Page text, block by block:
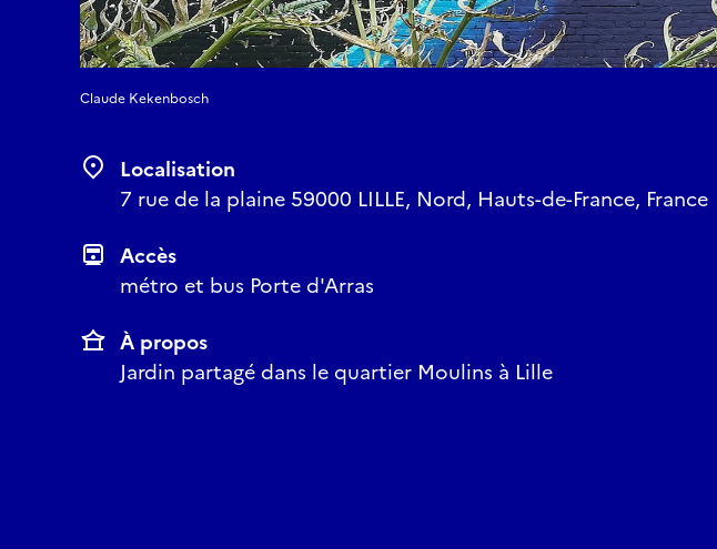
Claude Kekenbosch
Localisation
7 rue de la plaine 59000 LILLE, Nord, Hauts-de-France, France
Accès
métro et bus Porte d'Arras
À propos
Jardin partagé dans le quartier Moulins à Lille